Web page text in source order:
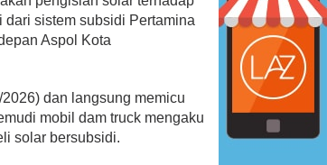
dari sistem subsidi Pertamina
Aspol Kota
dan langsung memicu
mobil dam truck mengaku
solar bersubsidi.